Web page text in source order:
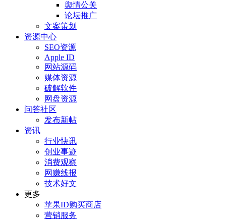
舆情公关
论坛推广
文案策划
资源中心
SEO资源
Apple ID
网站源码
媒体资源
破解软件
网盘资源
问答社区
发布新帖
资讯
行业快讯
创业事迹
消费观察
网赚线报
技术好文
更多
苹果ID购买商店
营销服务